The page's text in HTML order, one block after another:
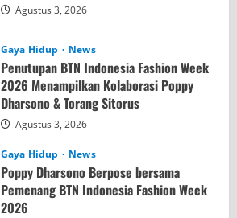
Agustus 3, 2026
Gaya Hidup News
Penutupan BTN Indonesia Fashion Week
2026 Menampilkan Kolaborasi Poppy
Dharsono & Torang Sitorus
Agustus 3, 2026
Gaya Hidup News
Poppy Dharsono Berpose bersama
Pemenang BTN Indonesia Fashion Week
2026